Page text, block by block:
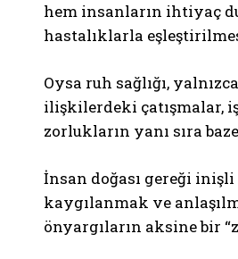
hem insanların ihtiyaç
hastalıklarla
Oysa ruh sağlığı,
ilişkilerdeki çatışmalar,
zorlukların yanı sıra
İnsan doğası gereği
kaygılanmak ve
önyargıların aksine bir